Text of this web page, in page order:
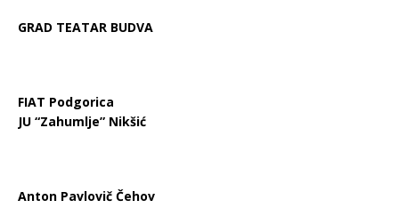
GRAD TEATAR BUDVA
FIAT Podgorica
JU “Zahumlje” Nikšić
Anton Pavlovič Čehov